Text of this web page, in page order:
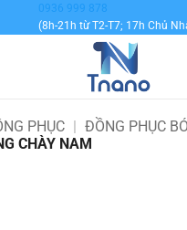
0936 999 878
(8h-21h từ T2-T7; 17h Chủ
PHỤC | ĐỒNG PHỤC
CHÀY NAM